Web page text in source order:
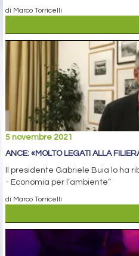
di Marco Torricelli
5 novembre 2021
ANCE: «MOLTO LEGATI ALLA
Il presidente Gabriele Buia lo ha
- Economia per l’ambiente”
di Marco Torricelli